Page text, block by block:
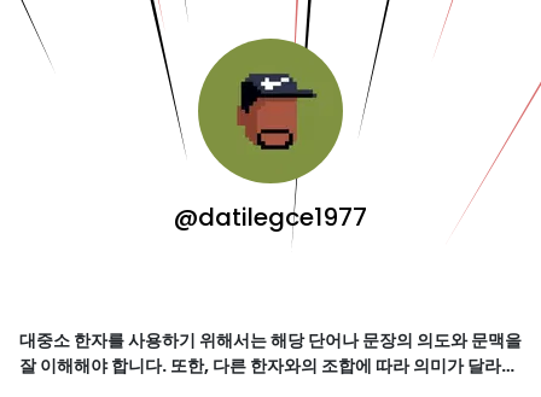
@datilegce1977
대중소 한자를 사용하기 위해서는 해당 단어나 문장의 의도와 문맥을
잘 이해해야 합니다. 또한, 다른 한자와의 조합에 따라 의미가 달라질